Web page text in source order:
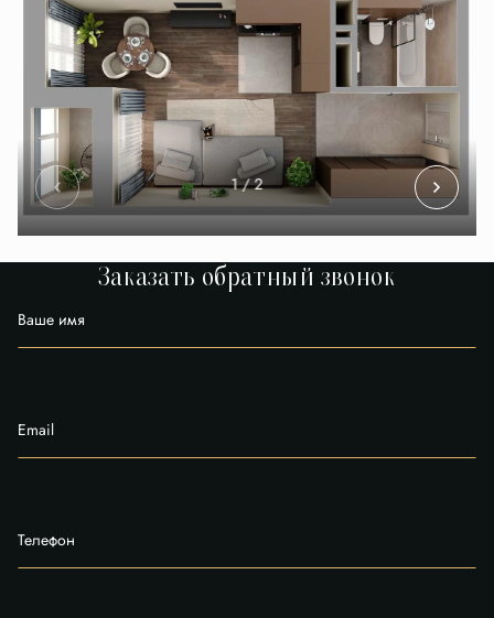
1 / 2
Заказать обратный звонок
Ваше имя
Email
Телефон